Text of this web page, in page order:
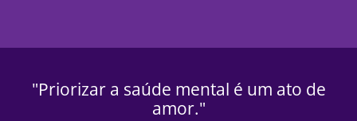
"Priorizar a saúde mental é um ato de
amor."